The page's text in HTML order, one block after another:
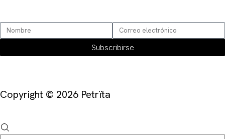
Subscribirse
Copyright © 2026 Petrïta